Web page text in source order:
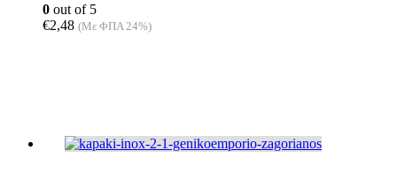
0 out of 5
€2,48 (Με ΦΠΑ 24%)